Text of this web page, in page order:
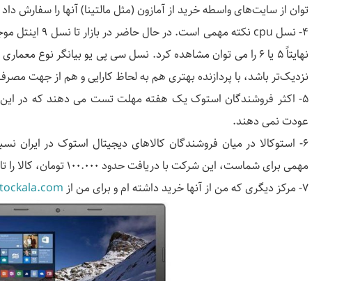
توان از سایت‌های واسطه خرید از آمازون (مثل مالتینا) آنها را سفارش داد و حدود 2 هفته تا 1 ماه بعد
نزدیک‌تر باشد، با پردازنده بهتری هم به لحاظ کارایی و هم از جهت
عودت نمی دهند.
6- استوکالا در میان فروشندگان کالاهای دیجیتال استوک در ایران
مهمی برای شماست، این شرکت با دریافت حدود 100.000 تومان، کالا را تا یکسال گارانتی می کند.
7- مرکز دیگری که من از آنها خرید داشته ام و برای من از